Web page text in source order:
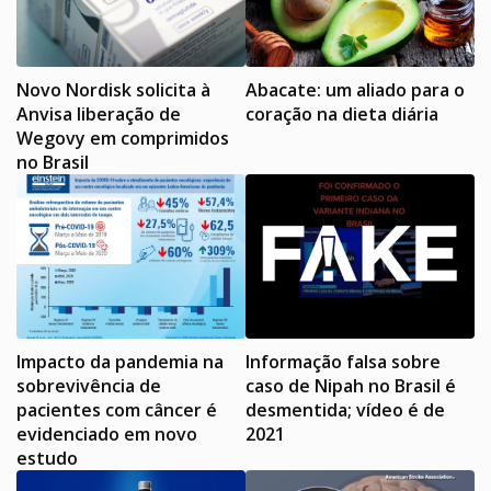
Novo Nordisk solicita à
Anvisa liberação de
Wegovy em comprimidos
no Brasil
Abacate: um aliado para o
coração na dieta diária
Impacto da pandemia na
sobrevivência de
pacientes com câncer é
evidenciado em novo
estudo
Informação falsa sobre
caso de Nipah no Brasil é
desmentida; vídeo é de
2021